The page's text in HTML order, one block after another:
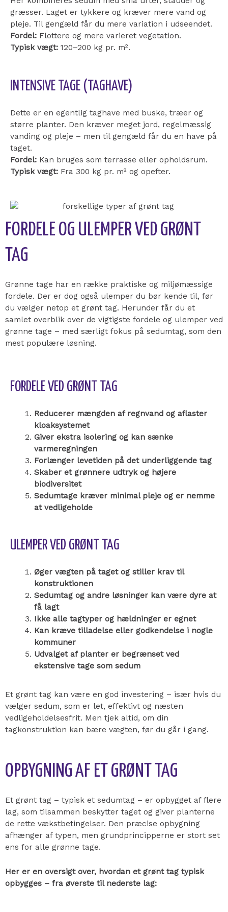
græsser. Laget er tykkere og kræver mere vand og
pleje. Til gengæld får du mere variation i udseendet.
Fordel: Flottere og mere varieret vegetation.
Typisk vægt: 120–200 kg pr. m².
INTENSIVE TAGE (TAGHAVE)
Dette er en egentlig taghave med buske, træer og
større planter. Den kræver meget jord, regelmæssig
vanding og pleje – men til gengæld får du en have på
taget.
Fordel: Kan bruges som terrasse eller opholdsrum.
Typisk vægt: Fra 300 kg pr. m² og opefter.
FORDELE OG ULEMPER VED GRØNT
TAG
Grønne tage har en række praktiske og miljømæssige
fordele. Der er dog også ulemper du bør kende til, før
du vælger netop et grønt tag. Herunder får du et
samlet overblik over de vigtigste fordele og ulemper ved
grønne tage – med særligt fokus på sedumtag, som den
mest populære løsning.
FORDELE VED GRØNT TAG
Reducerer mængden af regnvand og aflaster
kloaksystemet
Giver ekstra isolering og kan sænke
varmeregningen
Forlænger levetiden på det underliggende tag
Skaber et grønnere udtryk og højere
biodiversitet
Sedumtage kræver minimal pleje og er nemme
at vedligeholde
ULEMPER VED GRØNT TAG
Øger vægten på taget og stiller krav til
konstruktionen
Sedumtag og andre løsninger kan være dyre at
få lagt
Ikke alle tagtyper og hældninger er egnet
Kan kræve tilladelse eller godkendelse i nogle
kommuner
Udvalget af planter er begrænset ved
ekstensive tage som sedum
Et grønt tag kan være en god investering – især hvis du
vælger sedum, som er let, effektivt og næsten
vedligeholdelsesfrit. Men tjek altid, om din
tagkonstruktion kan bære vægten, før du går i gang.
OPBYGNING AF ET GRØNT TAG
Et grønt tag – typisk et sedumtag – er opbygget af flere
lag, som tilsammen beskytter taget og giver planterne
de rette vækstbetingelser. Den præcise opbygning
afhænger af typen, men grundprincipperne er stort set
ens for alle grønne tage.
Her er en oversigt over, hvordan et grønt tag typisk
opbygges – fra øverste til nederste lag: